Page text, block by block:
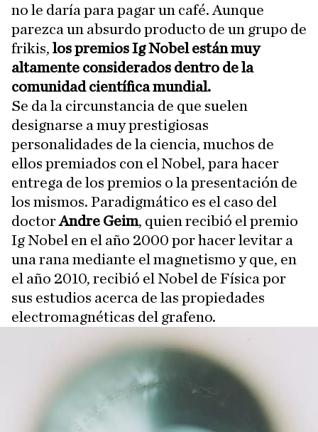
no le daría para pagar un café. Aunque
parezca un absurdo producto de un grupo de
frikis, los premios Ig Nobel están muy
altamente considerados dentro de la
comunidad científica mundial.
Se da la circunstancia de que suelen
designarse a muy prestigiosas
personalidades de la ciencia, muchos de
ellos premiados con el Nobel, para hacer
entrega de los premios o la presentación de
los mismos. Paradigmático es el caso del
doctorAndre Geim, quien recibió el premio
Ig Nobel en el año 2000 por hacer levitar a
una rana mediante el magnetismo y que, en
el año 2010, recibió el Nobel de Física por
sus estudios acerca de las propiedades
electromagnéticas del grafeno.